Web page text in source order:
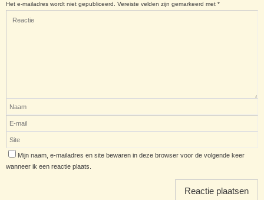
Het e-mailadres wordt niet gepubliceerd. Vereiste velden zijn gemarkeerd met *
Mijn naam, e-mailadres en site bewaren in deze browser voor de volgende keer
wanneer ik een reactie plaats.